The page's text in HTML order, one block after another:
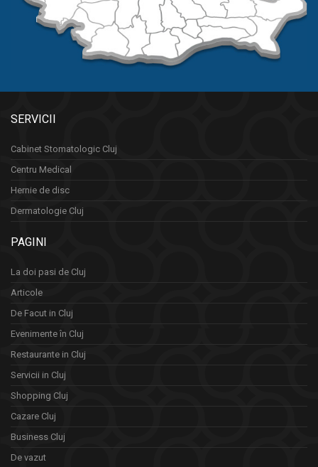
SERVICII
Cabinet Stomatologic Cluj
Centru Medical
Hernie de disc
Dermatologie Cluj
PAGINI
La doi pasi de Cluj
Articole
De Facut in Cluj
Evenimente în Cluj
Restaurante in Cluj
Servicii in Cluj
Shopping Cluj
Cazare Cluj
Business Cluj
De vazut